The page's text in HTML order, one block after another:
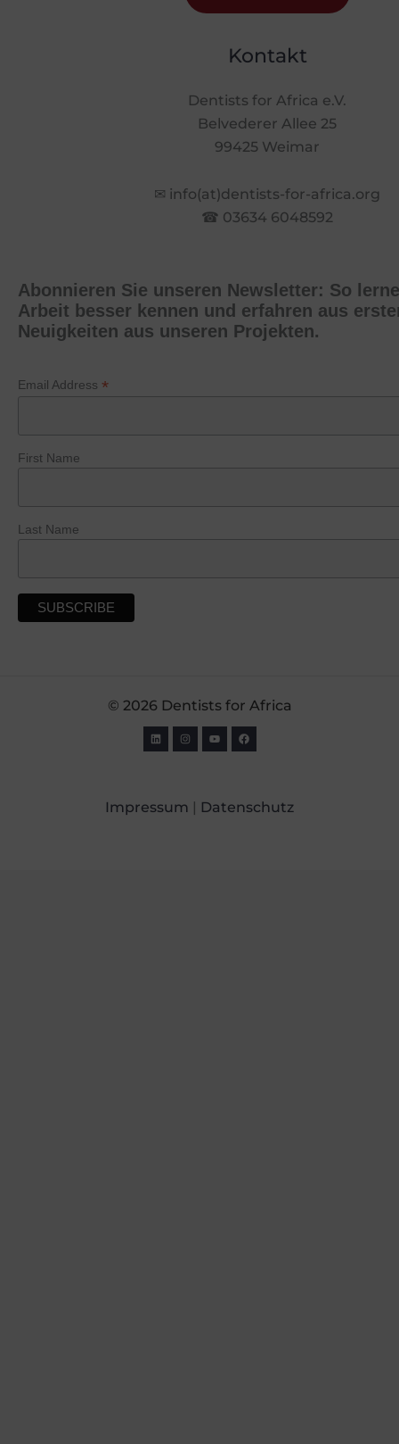
Kontakt
Dentists for Africa e.V.
Belvederer Allee 25
99425 Weimar
✉ info(at)dentists-for-africa.org
☎ 03634 6048592
Abonnieren Sie unseren Newsletter: So
Arbeit besser kennen und erfahren aus
Neuigkeiten aus unseren Projekten.
Email Address *
First Name
Last Name
© 2026 Dentists for Africa
Impressum | Datenschutz